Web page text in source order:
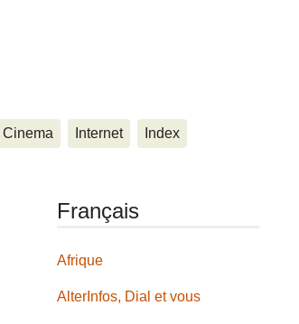
Cinema Internet Index
Français
Afrique
AlterInfos, Dial et vous